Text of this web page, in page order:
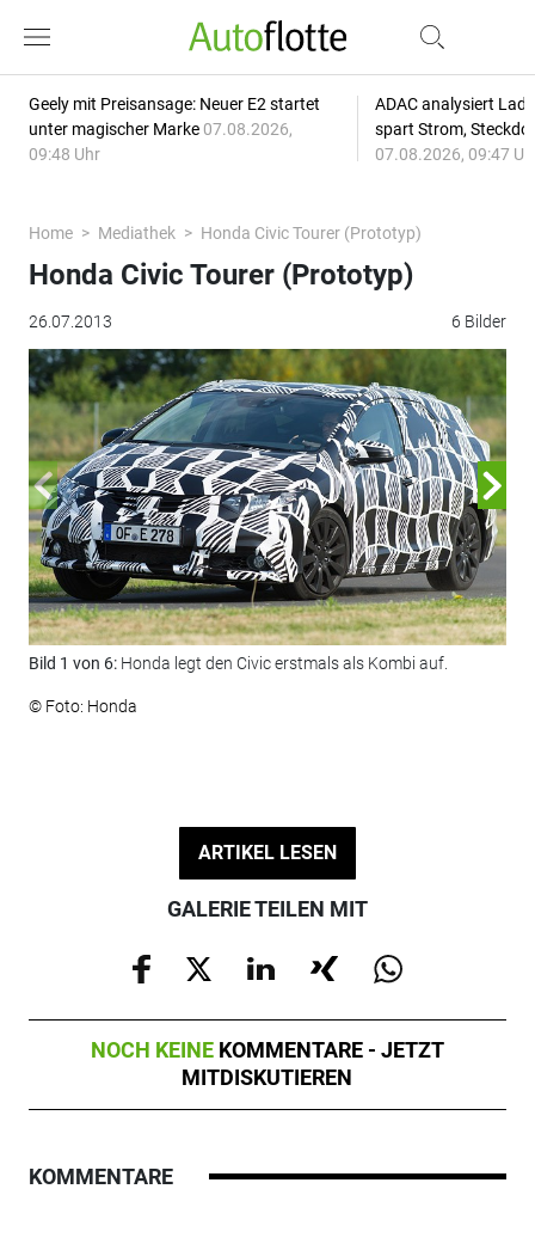
Geely mit Preisansage: Neuer E2 startet
unter magischer Marke 07.08.2026,
09:48 Uhr
ADAC analysiert
spart Strom,
07.08.2026, 09:47
Home Mediathek Honda Civic Tourer (Prototyp)
26.07.2013 6 Bilder
Honda Civic Tourer (Prototyp)
Bild 1 von 6: Honda legt den Civic erstmals als Kombi auf.
© Foto: Honda
ARTIKEL LESEN
GALERIE TEILEN MIT
NOCH KEINE KOMMENTARE - JETZT
MITDISKUTIEREN
KOMMENTARE